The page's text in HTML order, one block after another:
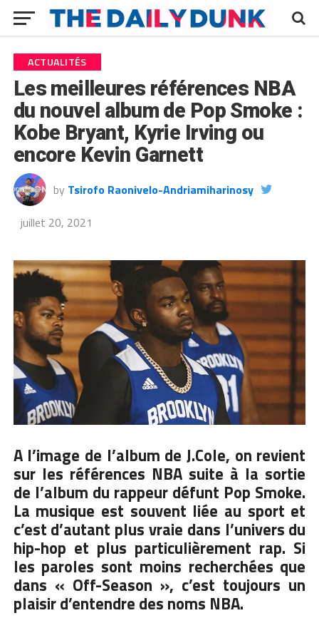
ACTUALITÉS
Les meilleures références NBA
du nouvel album de Pop Smoke :
Kobe Bryant, Kyrie Irving ou
encore Kevin Garnett
by Tsirofo Raonivelo-Andriamiharinosy
juillet 20, 2021
A l’image de l’album de J.Cole, on revient
sur les références NBA suite à la sortie
de l’album du rappeur défunt Pop Smoke.
La musique est souvent liée au sport et
c’est d’autant plus vraie dans l’univers du
hip-hop et plus particulièrement rap. Si
les paroles sont moins recherchées que
dans « Off-Season », c’est toujours un
plaisir d’entendre des noms NBA.